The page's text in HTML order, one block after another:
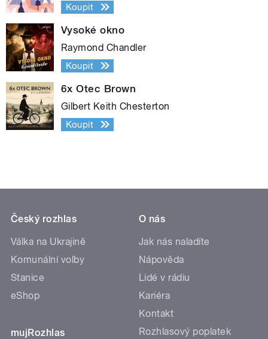
Koupit
Vysoké okno
Raymond Chandler
Koupit
6x Otec Brown
Gilbert Keith Chesterton
Koupit
Český rozhlas
Válka na Ukrajině
Komunální volby
Stanice
eShop
mujRozhlas
O nás
Jak nás naladíte
Nápověda
Lidé v rádiu
Kariéra
Kontakt
Rozhlasový poplatek